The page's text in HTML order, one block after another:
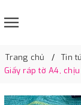
Trang chủ
Tin
Giấy ráp tờ A4,